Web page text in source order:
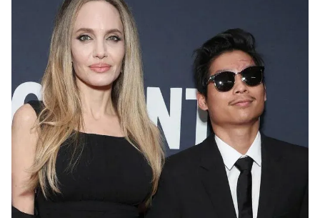
Tin thị trường
Magazine
Sản phẩm khác
Tiện ích Bạn cần biết
Thông tin tòa soạn Liên hệ quảng cáo